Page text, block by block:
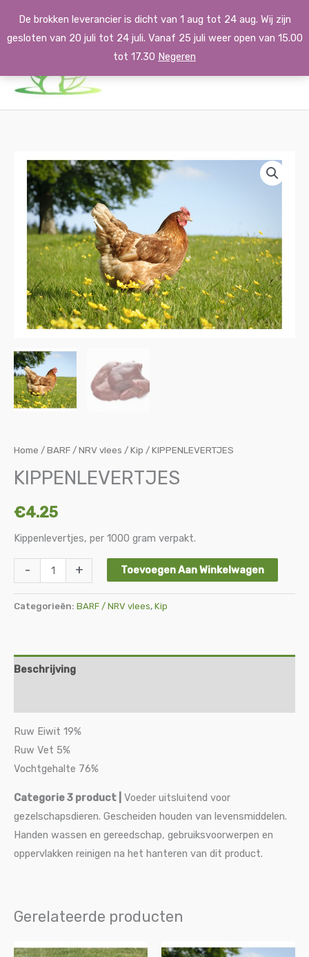
De brokken leverancier is dicht van 1 aug tot 24 aug. Wij zijn
gesloten van 20 juli tot 24 juli. Vanaf 25 juli weer open van 15.00
tot 17.30 Negeren
de
Home /BARF / NRV vlees /Kip / KIPPENLEVERTJES
KIPPENLEVERTJES
€4.25
Kippenlevertjes, per 1000 gram verpakt.
-
KIPPENLEVERTJES
aantal
+ Toevoegen Aan Winkelwagen
Categorieën: BARF / NRV vlees, Kip
Beschrijving
Ruw Eiwit 19%
Ruw Vet 5%
Vochtgehalte 76%
Categorie 3 product
Voeder uitsluitend voor
gezelschapsdieren. Gescheiden houden van levensmiddelen.
Handen wassen en gereedschap, gebruiksvoorwerpen en
oppervlakken reinigen na het hanteren van dit product.
Gerelateerde producten